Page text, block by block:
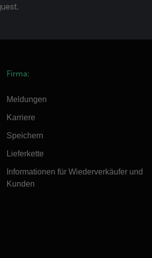
Firma:
Meldungen
Karriere
Speichern
Lieferkette
Informationen für Wiederverkäufer und
Kunden